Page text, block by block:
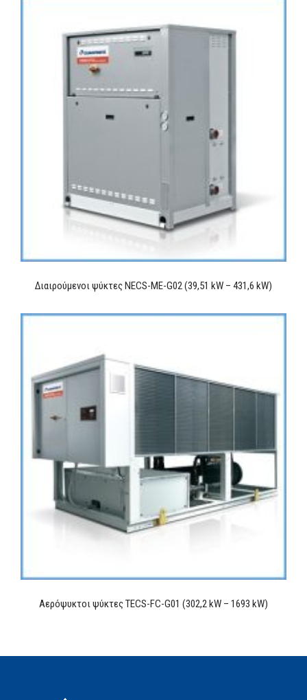
Διαιρούμενοι ψύκτες NECS-ME-G02 (39,51 kW – 431,6 kW)
Αερόψυκτοι ψύκτες TECS-FC-G01 (302,2 kW – 1693 kW)